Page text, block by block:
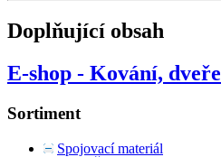
Doplňující obsah
E-shop - Kování, dveře
Sortiment
Spojovací materiál